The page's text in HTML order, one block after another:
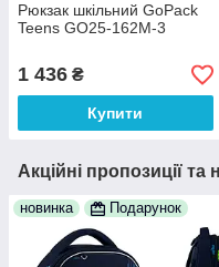
Рюкзак шкільний GoPack
Teens GO25-162M-3
1 436 ₴
Купити
Акційні пропозиції та
новинка Подарунок